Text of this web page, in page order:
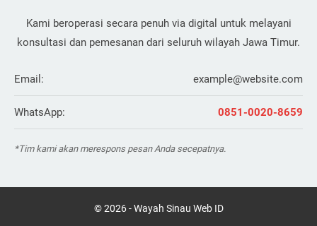
Kami beroperasi secara penuh via digital untuk melayani
konsultasi dan pemesanan dari seluruh wilayah Jawa Timur.
Email: example@website.com
WhatsApp: 0851-0020-8659
*Tim kami akan merespons pesan Anda secepatnya.
©2026-Wayah Sinau Web ID